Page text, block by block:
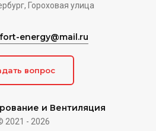
и Вентиляция
2021 - 2026
Гороховая улица
energy@mail.ru
вопрос